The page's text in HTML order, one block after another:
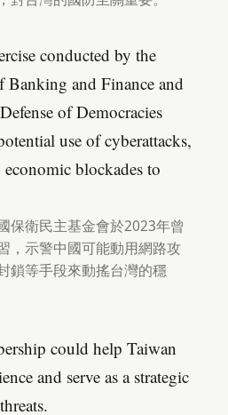
conducted by the
Banking and Finance and
of Democracies
use of cyberattacks,
blockades to
保衛民主基金會於2023年曾
，示警中國可能動用網路攻
鎖等手段來動搖台灣的穩
could help Taiwan
and serve as a strategic